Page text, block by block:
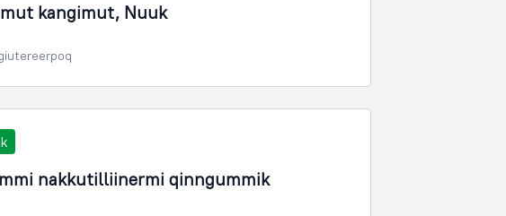
kangimut, Nuuk
nakkutilliinermi qinngummik